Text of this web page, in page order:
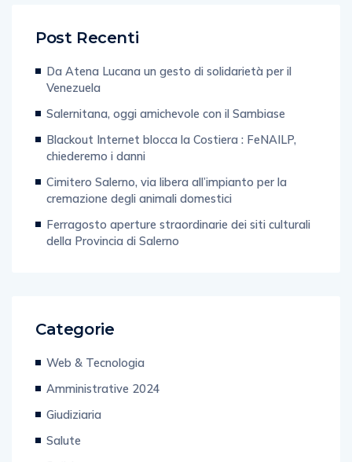
Venezuela
Salernitana, oggi amichevole con il Sambiase
Blackout Internet blocca la Costiera : FeNAILP,
chiederemo i danni
Cimitero Salerno, via libera all’impianto per la
cremazione degli animali domestici
Ferragosto aperture straordinarie dei siti culturali
della Provincia di Salerno
Amministrative 2024
Giudiziaria
Salute
Politica